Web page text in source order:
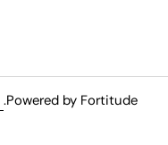
.Powered by Fortitude